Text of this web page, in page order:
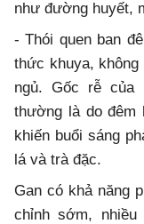
như đường huyết,
- Thói quen ban
thức khuya,
ngủ. Gốc rễ của
thường là do đêm
khiến buổi sáng
lá và trà đặc.
Gan có khả năng
chỉnh sớm,